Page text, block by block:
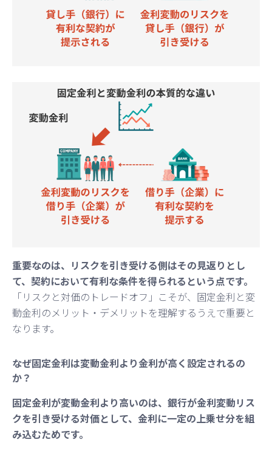
重要なのは、リスクを引き受ける側はその見返りとし
て、契約において有利な条件を得られるという点です。
「リスクと対価のトレードオフ」こそが、固定金利と変
動金利のメリット・デメリットを理解するうえで重要と
なります。
なぜ固定金利は変動金利より金利が高く設定されるの
か？
固定金利が変動金利より高いのは、銀行が金利変動リス
クを引き受ける対価として、金利に一定の上乗せ分を組
み込むためです。